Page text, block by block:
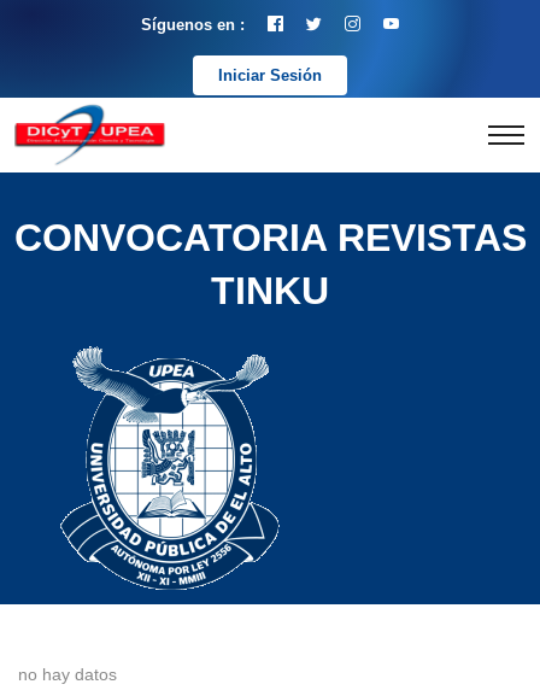
Síguenos en :
Iniciar Sesión
CONVOCATORIA REVISTAS
TINKU
no hay datos